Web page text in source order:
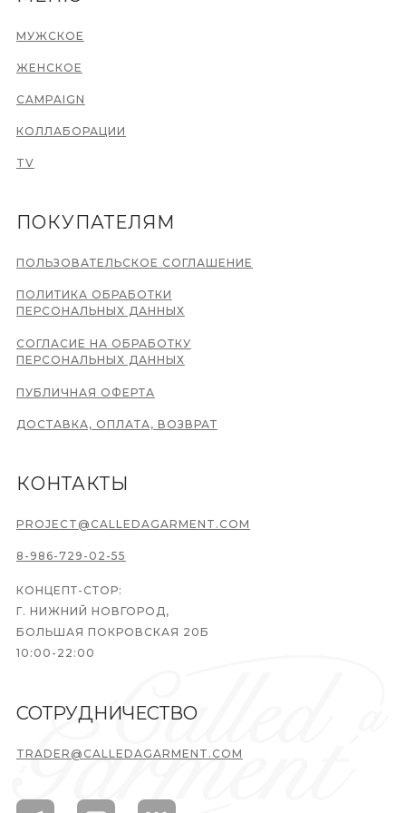
МУЖСКОЕ
ЖЕНСКОЕ
CAMPAIGN
КОЛЛАБОРАЦИИ
ПУБЛИЧНАЯ ОФЕРТА
СОГЛАСИЕ НА ОБРАБОТКУ
ПЕРСОНАЛЬНЫХ ДАННЫХ
ПОЛИТИКА ОБРАБОТКИ
ПЕРСОНАЛЬНЫХ ДАННЫХ
ПОЛЬЗОВАТЕЛЬСКОЕ СОГЛАШЕНИЕ
ДОСТАВКА, ОПЛАТА, ВОЗВРАТ
8-986-729-02-55
PROJECT@CALLEDAGARMENT.COM
ПОКУПАТЕЛЯМ
КОНТАКТЫ
TV
СОТРУДНИЧЕСТВО
TRADER@CALLEDAGARMENT.COM
КОНЦЕПТ-СТОР:
Г. НИЖНИЙ НОВГОРОД,
БОЛЬШАЯ ПОКРОВСКАЯ 20Б
10:00-22:00